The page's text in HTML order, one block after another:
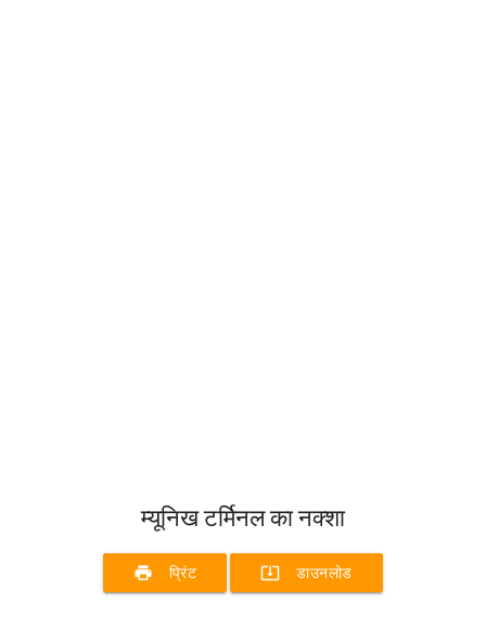
म्यूनिख टर्मिनल का नक्शा
print प्रिंट system_update_alt डाउनलोड